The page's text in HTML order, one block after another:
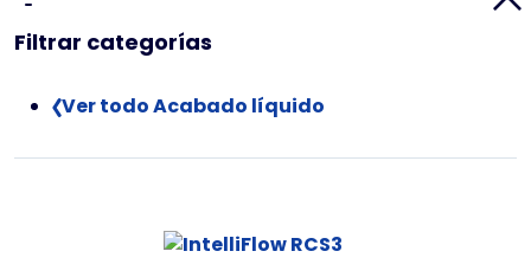
Filtrar categorías
Ver todo Acabado líquido